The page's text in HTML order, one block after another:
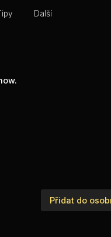
Další
Přidat do